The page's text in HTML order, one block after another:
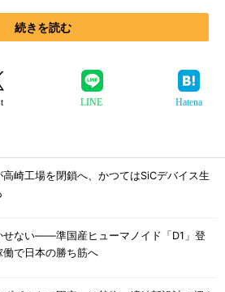
続きを読む
LINE Hatena
高崎工場を閉鎖へ、かつてはSiCデバイス生
せない――準国産ヒューマノイド「D1」登
働で日本の勝ち筋へ